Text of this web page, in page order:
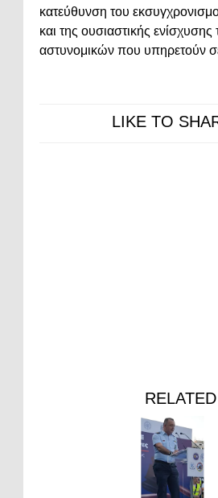
κατεύθυνση του
και της ουσιαστικής
αστυνομικών που υπηρετούν
LIKE TO
RELATED